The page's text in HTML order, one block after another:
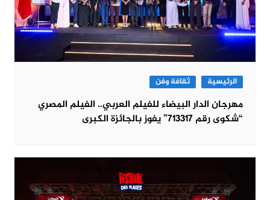
الرئيسية ثقافة وفن
مهرجان الدار البيضاء للفيلم العربي.. الفيلم المصري
“شكوى رقم 713317” يفوز بالجائزة الكبرى